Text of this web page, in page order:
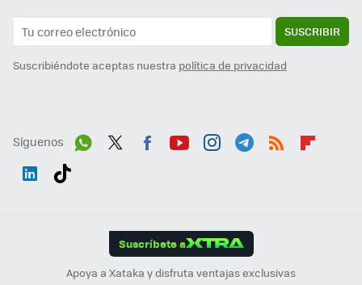
SUSCRIBIR
Suscribiéndote aceptas nuestra política de privacidad
Síguenos
Suscríbete a
Apoya a Xataka y disfruta ventajas exclusivas